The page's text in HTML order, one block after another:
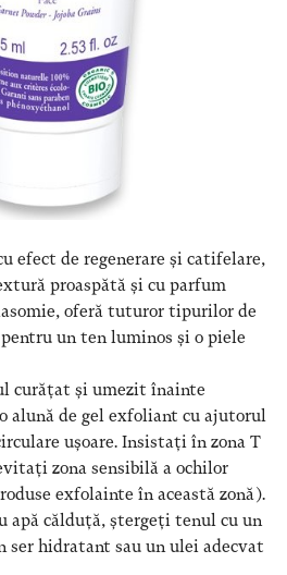
efect de regenerare și catifelare,
proaspătă și cu parfum
oferă tuturor tipurilor de
un ten luminos și o piele
curățat și umezit înainte
alună de gel exfoliant cu ajutorul
ușoare. Insistați în zona T
zona sensibilă a ochilor
exfolainte în această zonă).
apă călduță, ștergeți tenul cu un
ser hidratant sau un ulei adecvat